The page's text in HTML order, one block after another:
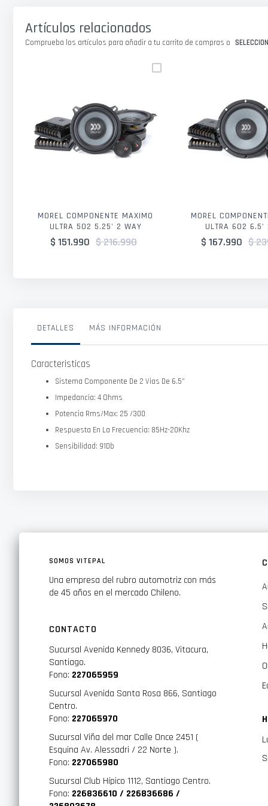
imágenes
Artículos relacionados
Comprueba los artículos para añadir a tu carrito de compras o
MOREL COMPONENTE MAXIMO
ULTRA 502 5.25' 2 WAY
$ 151.990 $ 216.990
MOREL
ULTRA 602 6.5'
$ 167.990 $
DETALLES
Caracteristicas
Sistema Componente De 2 Vias De 6.5”
Impedancia: 4 Ohms
Potencia Rms/Max: 25 /300
Respuesta En La Frecuencia: 85Hz-20Khz
Sensibilidad: 91Db
MÁS INFORMACIÓN
SOMOS VITEPAL
Una empresa del rubro automotriz con más
de 45 años en el mercado Chileno.
CONTACTO
Sucursal Avenida Kennedy 8036, Vitacura,
Santiago.
Fono: 227065959
Sucursal Avenida Santa Rosa 866, Santiago
Centro.
Fono: 227065970
Sucursal Viña del mar Calle Once 2451 (
Esquina Av. Alessadri / 22 Norte ).
Fono: 227065980
Sucursal Club Hípico 1112, Santiago Centro.
Fono: 226836610 / 226836686 /